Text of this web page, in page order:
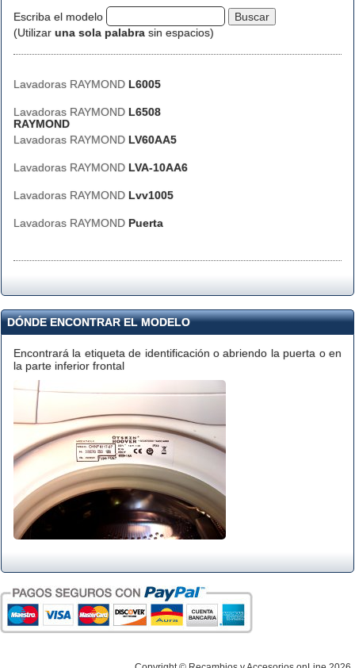
Escriba el modelo
(Utilizar una sola palabra sin espacios)
Lavadoras RAYMOND L6005
Lavadoras RAYMOND L6508
RAYMOND
Lavadoras RAYMOND LV60AA5
Lavadoras RAYMOND LVA-10AA6
Lavadoras RAYMOND Lvv1005
Lavadoras RAYMOND Puerta
DÓNDE ENCONTRAR EL MODELO
Encontrará la etiqueta de identificación o abriendo la puerta o en
la parte inferior frontal